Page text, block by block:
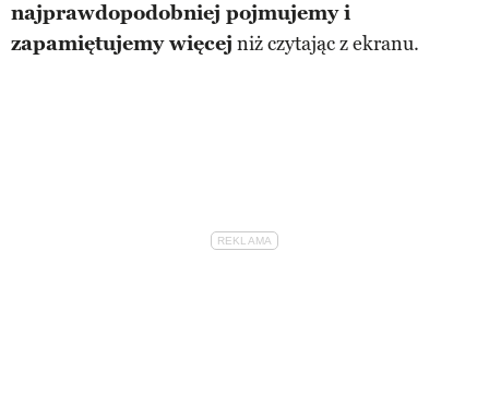
najprawdopodobniej pojmujemy i
zapamiętujemy więcej niż czytając z ekranu.